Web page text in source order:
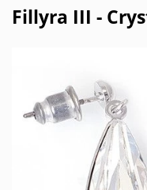
Fillyra III -